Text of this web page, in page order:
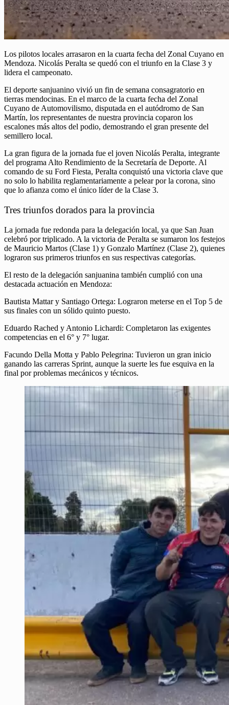
Los pilotos locales arrasaron en la cuarta fecha del Zonal Cuyano en
Mendoza. Nicolás Peralta se quedó con el triunfo en la Clase 3 y
lidera el campeonato.
El deporte sanjuanino vivió un fin de semana consagratorio en
tierras mendocinas. En el marco de la cuarta fecha del Zonal
Cuyano de Automovilismo, disputada en el autódromo de San
Martín, los representantes de nuestra provincia coparon los
escalones más altos del podio, demostrando el gran presente del
semillero local.
La gran figura de la jornada fue el joven Nicolás Peralta, integrante
del programa Alto Rendimiento de la Secretaría de Deporte. Al
comando de su Ford Fiesta, Peralta conquistó una victoria clave que
no solo lo habilita reglamentariamente a pelear por la corona, sino
que lo afianza como el único líder de la Clase 3.
Tres triunfos dorados para la provincia
La jornada fue redonda para la delegación local, ya que San Juan
celebró por triplicado. A la victoria de Peralta se sumaron los festejos
de Mauricio Martos (Clase 1) y Gonzalo Martínez (Clase 2), quienes
lograron sus primeros triunfos en sus respectivas categorías.
El resto de la delegación sanjuanina también cumplió con una
destacada actuación en Mendoza:
Bautista Mattar y Santiago Ortega: Lograron meterse en el Top 5 de
sus finales con un sólido quinto puesto.
Eduardo Rached y Antonio Lichardi: Completaron las exigentes
competencias en el 6° y 7° lugar.
Facundo Della Motta y Pablo Pelegrina: Tuvieron un gran inicio
ganando las carreras Sprint, aunque la suerte les fue esquiva en la
final por problemas mecánicos y técnicos.